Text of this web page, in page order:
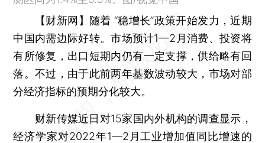
【财新网】 随着 “稳增长”政策开始发力，近期
中国内需边际好转。市场预计1—2月消费、投资将
有所修复，出口短期内仍有一定支撑，供给略有回
落。不过，由于此前两年基数波动较大，市场对部
分经济指标的预期分化较大。
财新传媒近日对15家国内外机构的调查显示，
经济学家对2022年1—2月工业增加值同比增速的